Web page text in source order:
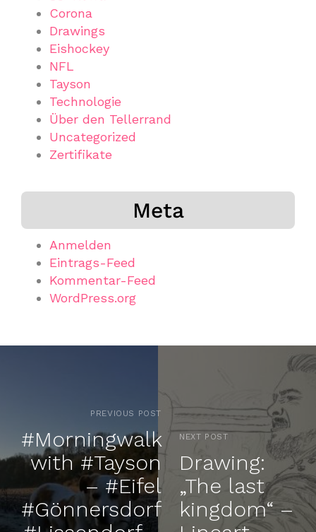
Corona
Drawings
Eishockey
NFL
Tayson
Technologie
Über den Tellerrand
Uncategorized
Zertifikate
Meta
Anmelden
Eintrags-Feed
Kommentar-Feed
WordPress.org
PREVIOUS POST
#Morningwalk
with #Tayson
– #Eifel
#Gönnersdorf
NEXT POST
Drawing:
„The last
kingdom“ –